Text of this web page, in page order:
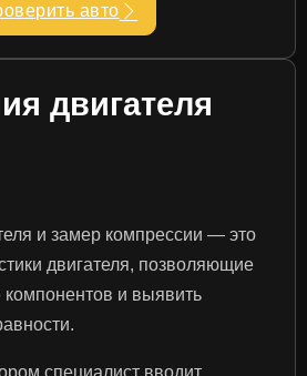
авто
двигателя
и замер компрессии — это
двигателя, позволяющие
компонентов и выявить